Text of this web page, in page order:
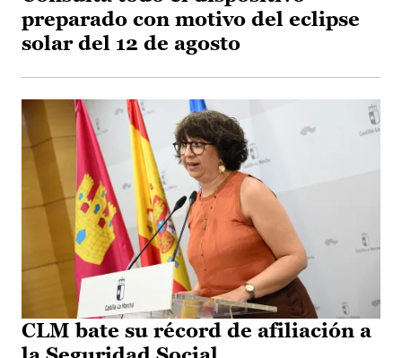
preparado con motivo del eclipse
solar del 12 de agosto
CLM bate su récord de afiliación a